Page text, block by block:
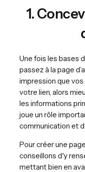
1.
Une fois les bases
passez à la page
impression que
votre lien, alors
les informations
joue un rôle
communication et
Pour créer une
conseillons d'y
mettant bien en